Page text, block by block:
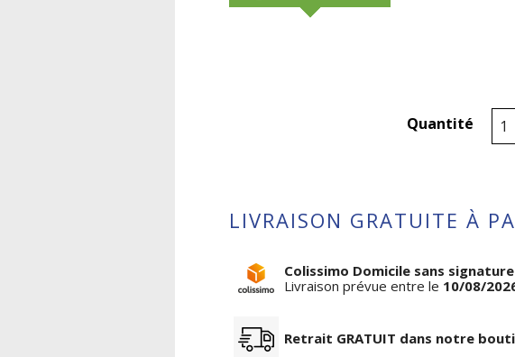
Quantité
LIVRAISON GRATUITE À
Colissimo Domicile sans signature
Livraison prévue entre le 10/08/
Retrait GRATUIT dans notre